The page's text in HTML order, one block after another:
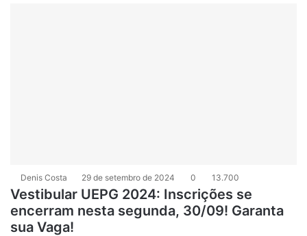
Denis Costa 29 de setembro de 2024 0 13.700
Vestibular UEPG 2024: Inscrições se
encerram nesta segunda, 30/09! Garanta
sua Vaga!